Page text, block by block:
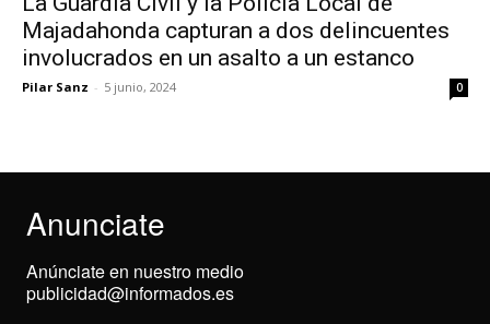
Majadahonda capturan a dos delincuentes
involucrados en un asalto a un estanco
Pilar Sanz - 5 junio, 2024 0
Anunciate
Anúnciate en nuestro medio
publicidad@informados.es